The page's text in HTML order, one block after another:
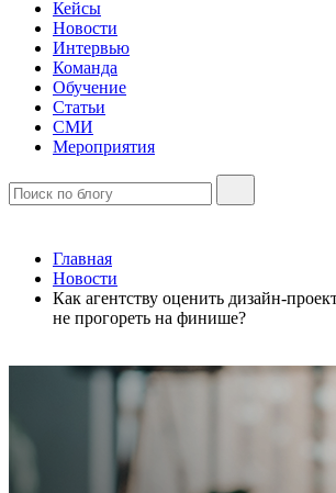
Кейсы
Новости
Интервью
Команда
Обучение
Статьи
СМИ
Мероприятия
Главная
Новости
Как агентству оценить дизайн-
не прогореть на финише?